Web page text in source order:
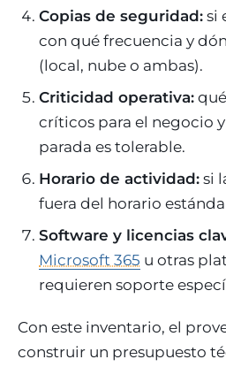
Copias de seguridad: si
con qué frecuencia y
(local, nube o ambas).
Criticidad operativa:
críticos para el negocio
parada es tolerable.
Horario de actividad: si
fuera del horario
Software y licencias
Microsoft 365 u otras
requieren soporte
Con este inventario, el
construir un presupuesto